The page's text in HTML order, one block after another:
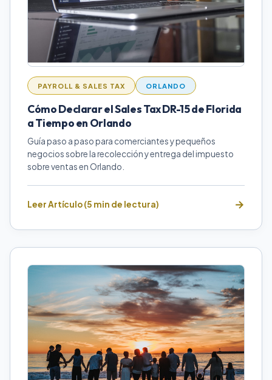
PAYROLL & SALES TAX ORLANDO
Cómo Declarar el Sales Tax DR-15 de Florida
a Tiempo en Orlando
Guía paso a paso para comerciantes y pequeños
negocios sobre la recolección y entrega del impuesto
sobre ventas en Orlando.
Leer Artículo (5 min de lectura)